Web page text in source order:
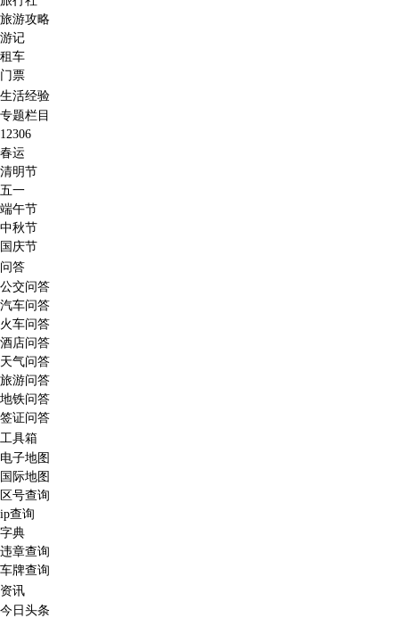
旅游攻略
游记
租车
门票
生活经验
专题栏目
12306
春运
清明节
五一
端午节
中秋节
国庆节
问答
公交问答
汽车问答
火车问答
酒店问答
天气问答
旅游问答
地铁问答
签证问答
工具箱
电子地图
国际地图
区号查询
ip查询
字典
违章查询
车牌查询
资讯
今日头条